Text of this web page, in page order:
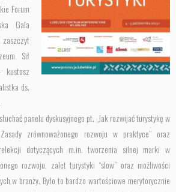
Forum
Gala
zaszczyt
Sił
kustosz
ds.
panelu dyskusyjnego pt. „Jak rozwijać turystykę w
zrównoważonego rozwoju w praktyce” oraz
dotyczących m.in. tworzenia silnej marki w
rozwoju, zalet turystyki “slow” oraz możliwości
w branży. Było to bardzo wartościowe merytorycznie